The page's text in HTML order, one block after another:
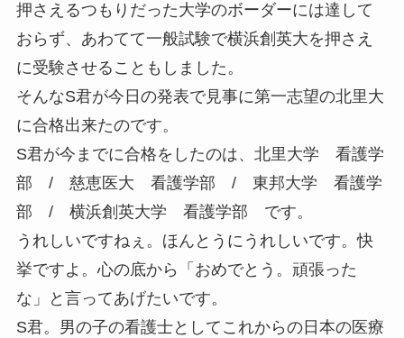
押さえるつもりだった大学のボーダーには達して
おらず、あわてて一般試験で横浜創英大を押さえ
に受験させることもしました。
そんなS君が今日の発表で見事に第一志望の北里大
に合格出来たのです。
S君が今までに合格をしたのは、北里大学 看護学
部 / 慈恵医大 看護学部 / 東邦大学 看護学
部 / 横浜創英大学 看護学部 です。
うれしいですねぇ。ほんとうにうれしいです。快
挙ですよ。心の底から「おめでとう。頑張った
な」と言ってあげたいです。
S君。男の子の看護士としてこれからの日本の医療